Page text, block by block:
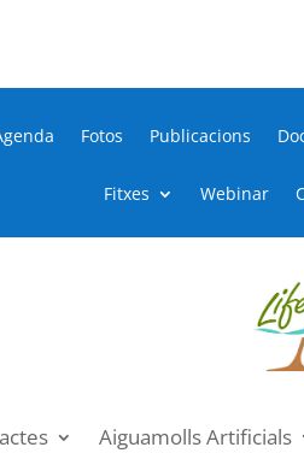
Fotos Publicacions
Fitxes Webinar
Aiguamolls Artificials